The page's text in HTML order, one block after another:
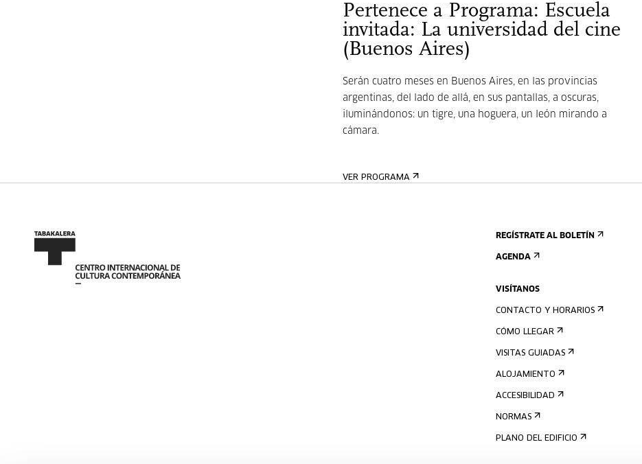
Pertenece a Programa: Escuela
invitada: La universidad del cine
(Buenos Aires)
Serán cuatro meses en Buenos Aires, en las provincias
argentinas, del lado de allá, en sus pantallas, a oscuras,
iluminándonos: un tigre, una hoguera, un león mirando a
cámara.
VER PROGRAMA
REGÍSTRATE AL BOLETÍN
AGENDA
VISÍTANOS
CONTACTO Y HORARIOS
CÓMO LLEGAR
VISITAS GUIADAS
ALOJAMIENTO
ACCESIBILIDAD
NORMAS
PLANO DEL EDIFICIO